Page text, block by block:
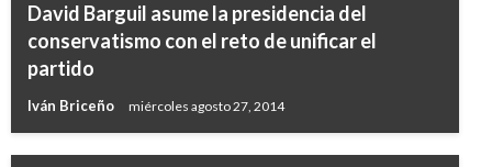
David Barguil asume la presidencia del
conservatismo con el reto de unificar el
partido
Iván Briceño miércoles agosto 27, 2014